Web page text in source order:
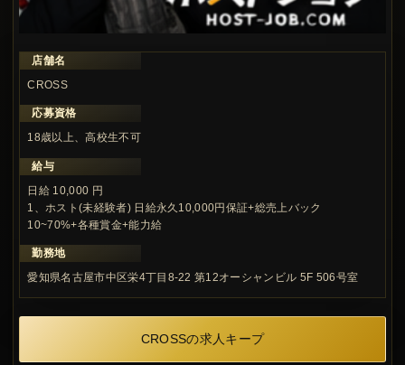
この求人の注目ポイント
店舗名
CROSS
応募資格
18歳以上、高校生不可
給与
日給 10,000 円
1、ホスト(未経験者) 日給永久10,000円保証+総売上バック
10~70%+各種賞金+能力給
勤務地
愛知県名古屋市中区栄4丁目8-22 第12オーシャンビル 5F 506号室
CROSSの求人キープ